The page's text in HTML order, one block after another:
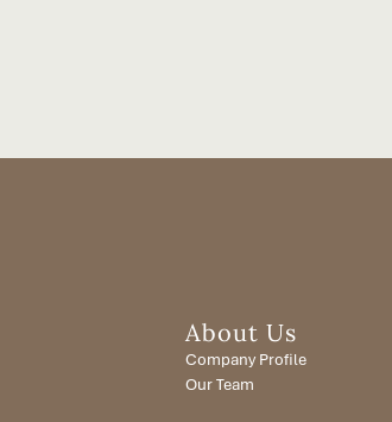
About Us
Company Profile
Our Team